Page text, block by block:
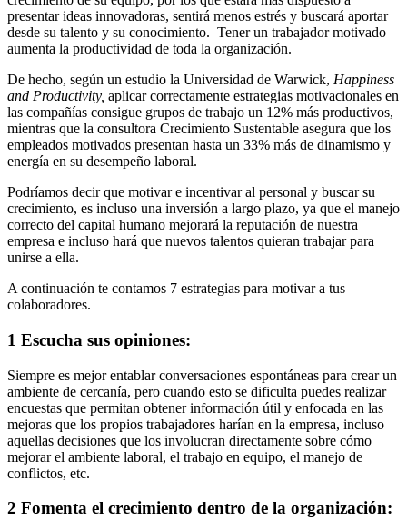
presentar ideas innovadoras, sentirá menos estrés y buscará aportar
desde su talento y su conocimiento. Tener un trabajador motivado
aumenta la productividad de toda la organización.
De hecho, según un estudio la Universidad de Warwick, Happiness
and Productivity, aplicar correctamente estrategias motivacionales en
las compañías consigue grupos de trabajo un 12% más productivos,
mientras que la consultora Crecimiento Sustentable asegura que los
empleados motivados presentan hasta un 33% más de dinamismo y
energía en su desempeño laboral.
Podríamos decir que motivar e incentivar al personal y buscar su
crecimiento, es incluso una inversión a largo plazo, ya que el manejo
correcto del capital humano mejorará la reputación de nuestra
empresa e incluso hará que nuevos talentos quieran trabajar para
unirse a ella.
A continuación te contamos 7 estrategias para motivar a tus
colaboradores.
1 Escucha sus opiniones:
Siempre es mejor entablar conversaciones espontáneas para crear un
ambiente de cercanía, pero cuando esto se dificulta puedes realizar
encuestas que permitan obtener información útil y enfocada en las
mejoras que los propios trabajadores harían en la empresa, incluso
aquellas decisiones que los involucran directamente sobre cómo
mejorar el ambiente laboral, el trabajo en equipo, el manejo de
conflictos, etc.
2 Fomenta el crecimiento dentro de la organización: